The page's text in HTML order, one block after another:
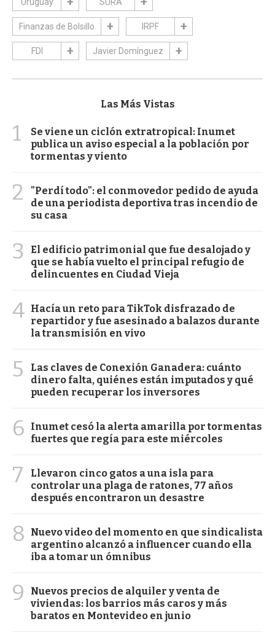
Finanzas de Bolsillo IRPF
FDI Javier Domínguez
Las Más Vistas
1
Se viene un ciclón extratropical: Inumet
publica un aviso especial a la población por
tormentas y viento
2
"Perdí todo": el conmovedor pedido de ayuda
de una periodista deportiva tras incendio de
su casa
3
El edificio patrimonial que fue desalojado y
que se había vuelto el principal refugio de
delincuentes en Ciudad Vieja
4 Hacía un reto para TikTok disfrazado de
repartidor y fue asesinado a balazos durante
la transmisión en vivo
5
Las claves de Conexión Ganadera: cuánto
dinero falta, quiénes están imputados y qué
pueden recuperar los inversores
6
Inumet cesó la alerta amarilla por tormentas
fuertes que regía para este miércoles
7
Llevaron cinco gatos a una isla para
controlar una plaga de ratones, 77 años
después encontraron un desastre
8
Nuevo video del momento en que sindicalista
argentino alcanzó a influencer cuando ella
iba a tomar un ómnibus
9
Nuevos precios de alquiler y venta de
viviendas: los barrios más caros y más
baratos en Montevideo en junio